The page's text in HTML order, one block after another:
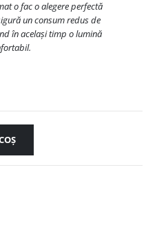
o fac o alegere perfectă
un consum redus de
în același timp o lumină